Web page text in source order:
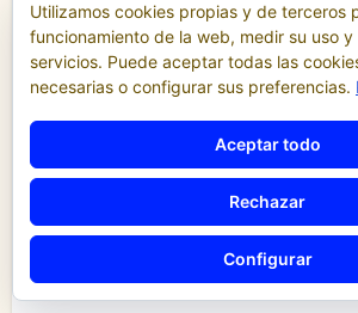
septiembre 2016
agosto 2016
julio 2016
junio 2016
mayo 2016
Utilizamos cookies propias y de terceros
funcionamiento de la web, medir su uso
servicios. Puede aceptar todas las
necesarias o configurar sus preferencias.
Aceptar todo
Rechazar
Configurar